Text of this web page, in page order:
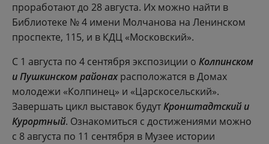
проработают до 28 августа. Их можно найти в
Библиотеке № 4 имени Молчанова на Ленинском
проспекте, 115, и в КДЦ «Московский».
С 1 августа по 4 сентября экспозиции о Колпинском
и Пушкинском районахрасположатся в Домах
молодежи «Колпинец» и «Царскосельский».
Завершать цикл выставок будутКронштадтский и
Курортный. Ознакомиться с достижениями можно
с 8 августа по 11 сентября в Музее истории